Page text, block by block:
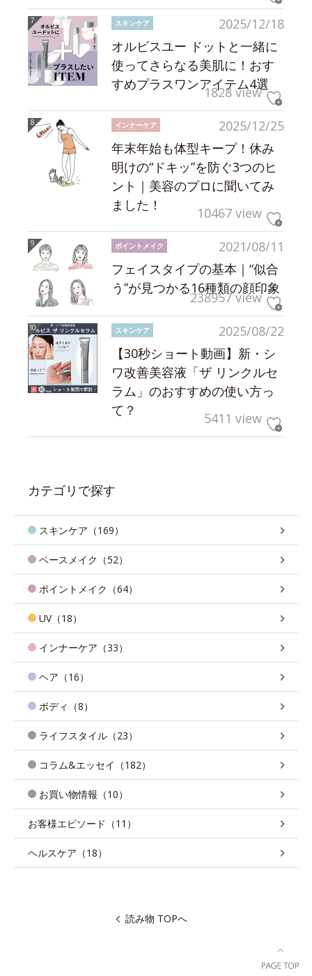
2025/12/18
スキンケア
オルビスユー ドットと一緒に
使ってさらなる美肌に！おす
すめプラスワンアイテム4選
1828 view
2025/12/25
インナーケア
年末年始も体型キープ！休み
明けの“ドキッ”を防ぐ3つのヒ
ント｜美容のプロに聞いてみ
ました！
10467 view
2021/08/11
ポイントメイク
フェイスタイプの基本｜“似合
う”が見つかる16種類の顔印象
238957 view
2025/08/22
スキンケア
【30秒ショート動画】新・シ
ワ改善美容液「ザ リンクルセ
ラム」のおすすめの使い方っ
て？
5411 view
カテゴリで探す
スキンケア（169）
ベースメイク（52）
ポイントメイク（64）
UV（18）
インナーケア（33）
ヘア（16）
ボディ（8）
ライフスタイル（23）
コラム&エッセイ（182）
お買い物情報（10）
お客様エピソード（11）
ヘルスケア（18）
読み物 TOPへ